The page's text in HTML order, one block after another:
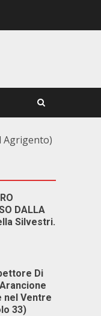
Agrigento)
DALLA
Silvestri.
Di
nel Ventre
33)